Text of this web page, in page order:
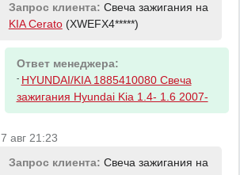
Запрос клиента: Свеча зажигания на
KIA Cerato(XWEFX4*****)
Ответ менеджера:
- HYUNDAI/KIA 1885410080 Свеча
зажигания Hyundai Kia 1.4- 1.6 2007-
7 авг 21:23
Запрос клиента: Свеча зажигания на